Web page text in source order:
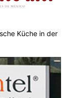
Küche in der